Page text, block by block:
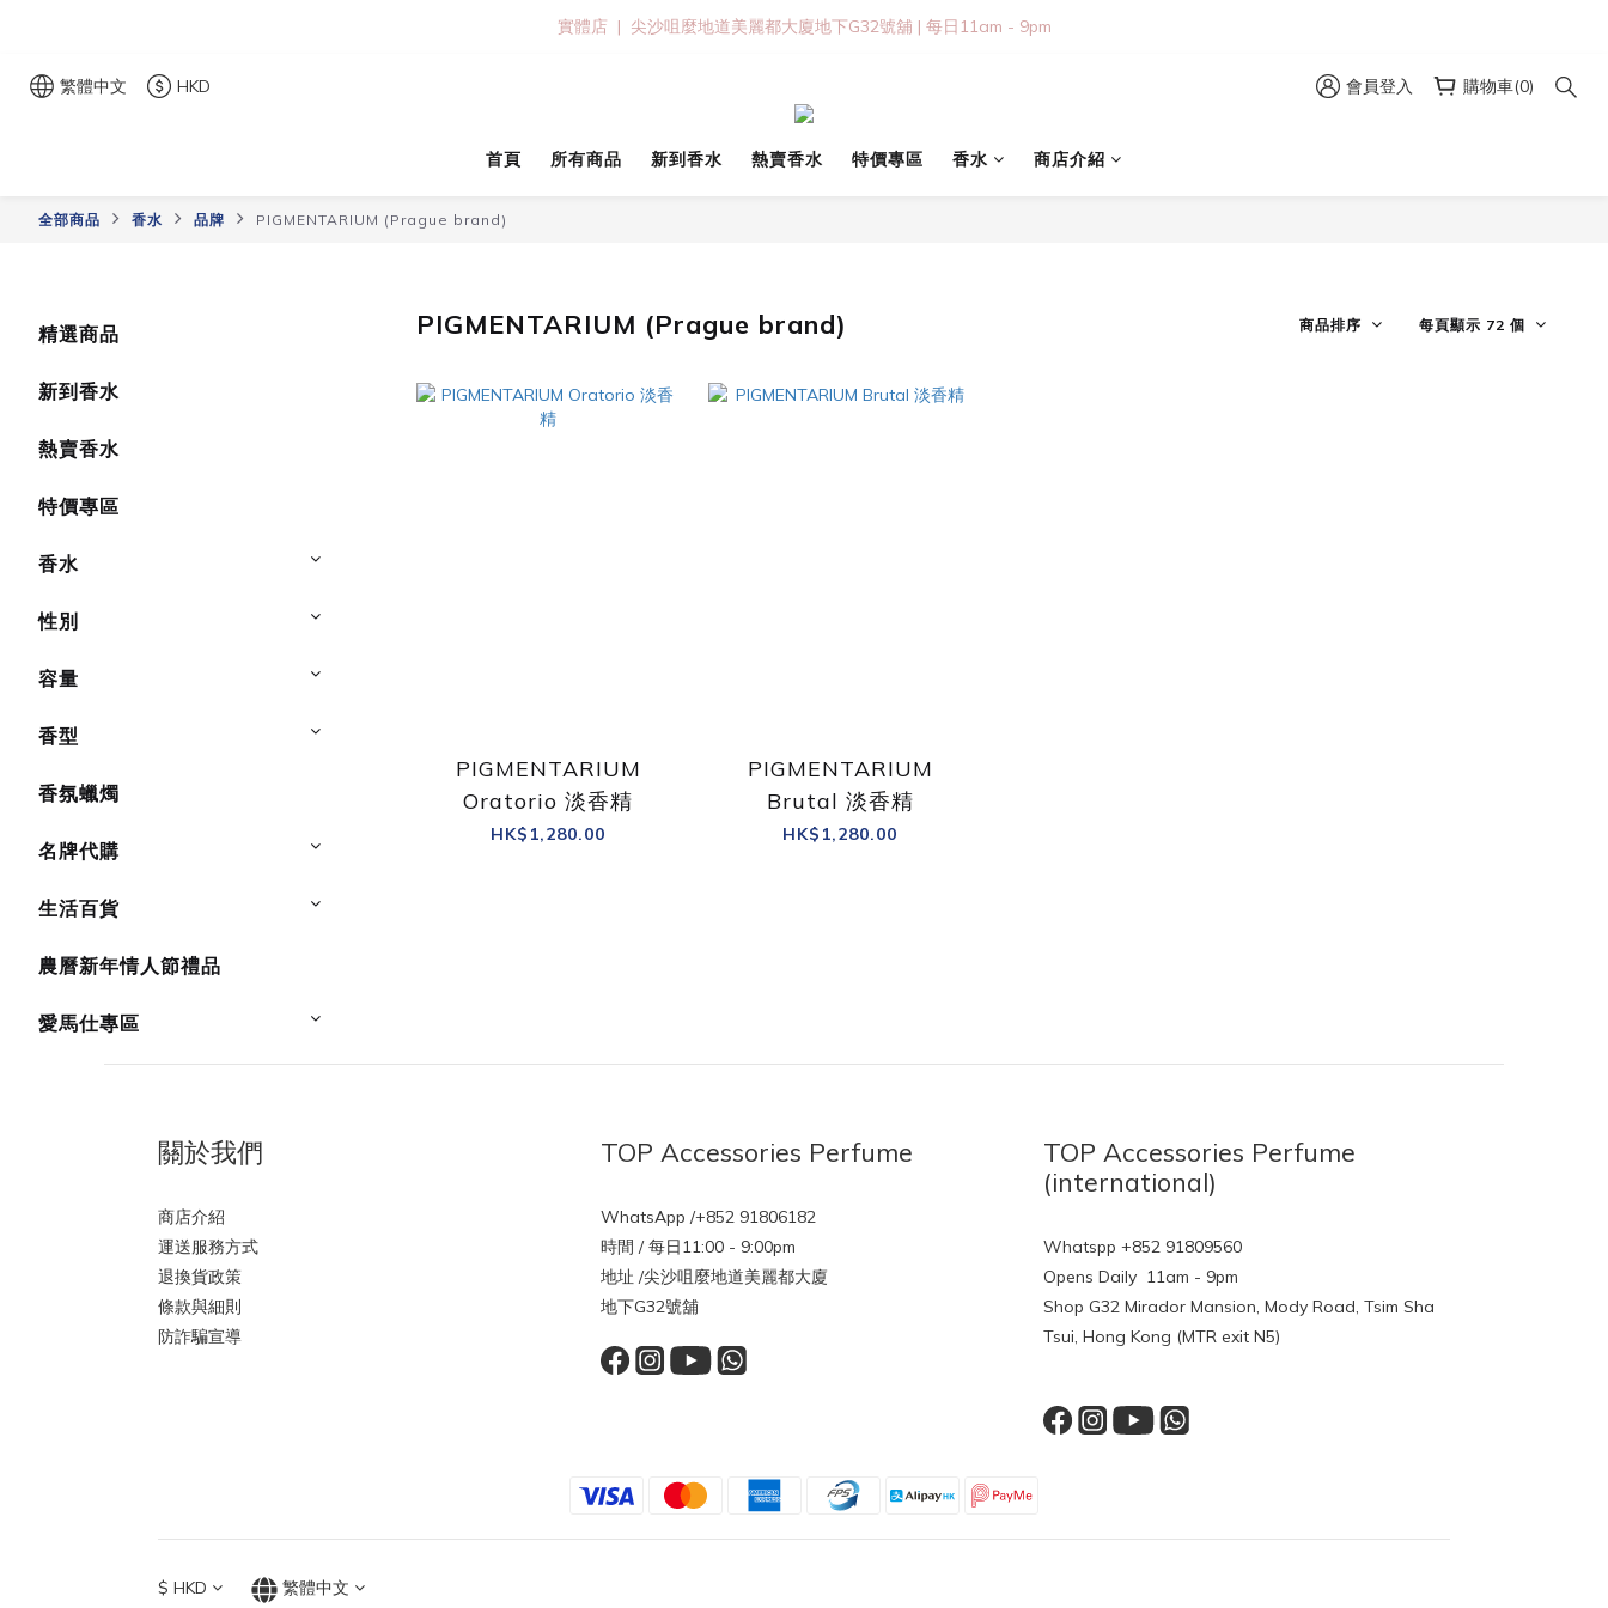
實體店  |  尖沙咀麼地道美麗都大廈地下G32號舖 | 每日11am - 9pm
繁體中文 HKD 會員登入 購物車(0)
首頁 所有商品 新到香水 熱賣香水 特價專區 香水 商店介紹
全部商品 香水 品牌 PIGMENTARIUM (Prague brand)
精選商品
新到香水
熱賣香水
特價專區
香水
性別
容量
香型
香氛蠟燭
名牌代購
生活百貨
農曆新年情人節禮品
愛馬仕專區
PIGMENTARIUM (Prague brand) 商品排序 每頁顯示 72 個
PIGMENTARIUM
Oratorio 淡香精
HK$1,280.00
PIGMENTARIUM
Brutal 淡香精
HK$1,280.00
關於我們
商店介紹
運送服務方式
退換貨政策
條款與細則
防詐騙宣導
TOP Accessories Perfume
WhatsApp /+852 91806182
時間 / 每日11:00 - 9:00pm
地址 /尖沙咀麼地道美麗都大廈
地下G32號舖
TOP Accessories Perfume
(international)
Whatspp +852 91809560
Opens Daily 11am - 9pm
Shop G32 Mirador Mansion, Mody Road, Tsim Sha
Tsui, Hong Kong (MTR exit N5)
$ HKD 繁體中文